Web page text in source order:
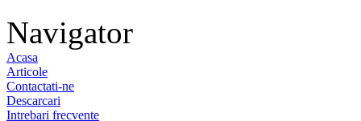
Navigator
Acasa
Articole
Contactati-ne
Descarcari
Intrebari frecvente